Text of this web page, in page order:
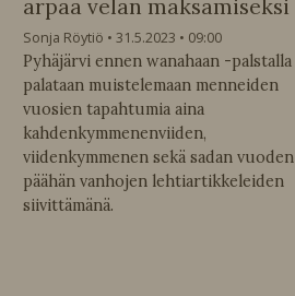
arpaa velan maksamiseksi
Sonja Röytiö 31.5.2023
09:00
Pyhäjärvi ennen wanahaan -palstalla
palataan muistelemaan menneiden
vuosien tapahtumia aina
kahdenkymmenenviiden,
viidenkymmenen sekä sadan vuoden
päähän vanhojen lehtiartikkeleiden
siivittämänä.